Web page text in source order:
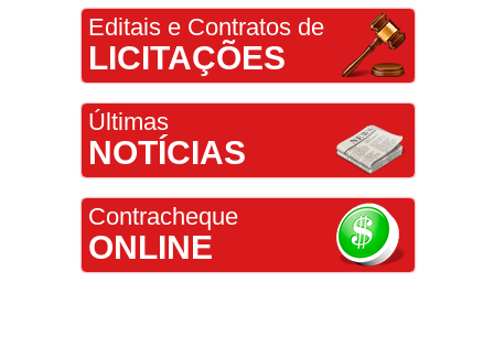
Editais e Contratos de
LICITAÇÕES
Últimas
NOTÍCIAS
Contracheque
ONLINE